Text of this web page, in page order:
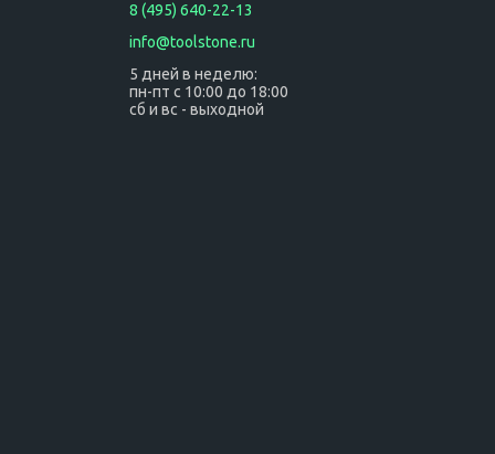
8 (495) 640-22-13
info@toolstone.ru
5 дней в неделю:
пн-пт с 10:00 до 18:00
сб и вс - выходной